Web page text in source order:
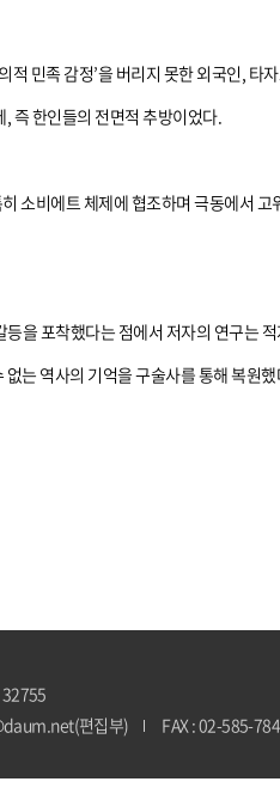
민족 감정’을 버리지 못한 외국인, 타
즉 한인들의 전면적 추방이었다.
소비에트 체제에 협조하며 극동에서 고
을 포착했다는 점에서 저자의 연구는
는 역사의 기억을 구술사를 통해 복원
편집부)
FAX : 02-585-